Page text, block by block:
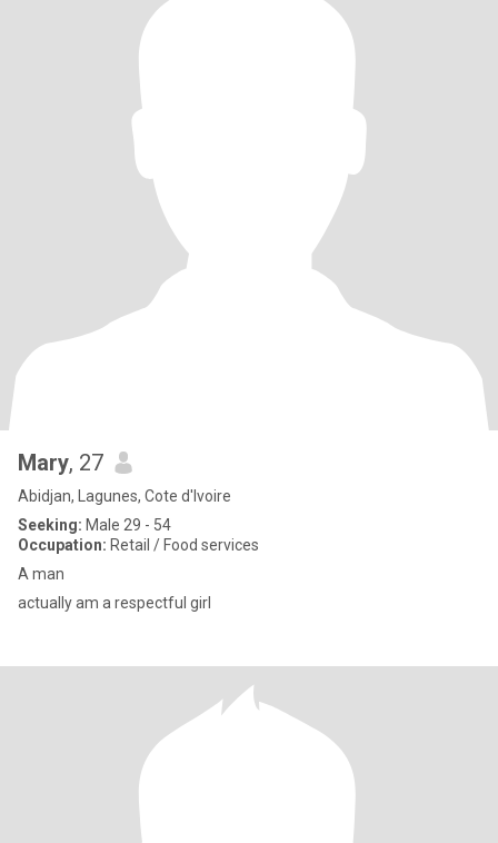
Mary, 27
Abidjan, Lagunes, Cote d'Ivoire
Seeking: Male 29 - 54
Occupation: Retail / Food services
A man
actually am a respectful girl